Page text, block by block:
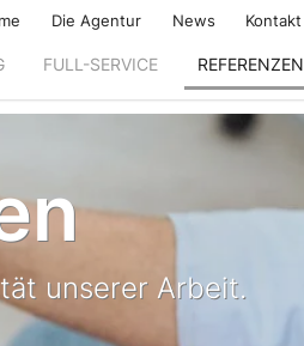
Die Agentur News Kontakt
FULL-SERVICE REFERENZEN
unserer Arbeit.